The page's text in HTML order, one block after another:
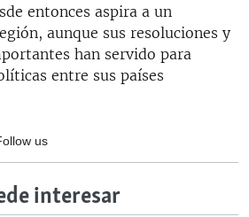
entonces aspira a un
aunque sus resoluciones y
han servido para
entre sus países
us
interesar